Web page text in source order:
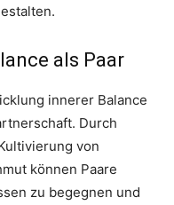
als Paar
innerer Balance
Durch
von
können Paare
zu begegnen und